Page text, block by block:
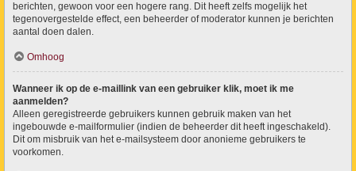
berichten, gewoon voor een hogere rang. Dit heeft zelfs mogelijk het
tegenovergestelde effect, een beheerder of moderator kunnen je berichten
aantal doen dalen.
Omhoog
Wanneer ik op de e-maillink van een gebruiker klik, moet ik me
aanmelden?
Alleen geregistreerde gebruikers kunnen gebruik maken van het
ingebouwde e-mailformulier (indien de beheerder dit heeft ingeschakeld).
Dit om misbruik van het e-mailsysteem door anonieme gebruikers te
voorkomen.